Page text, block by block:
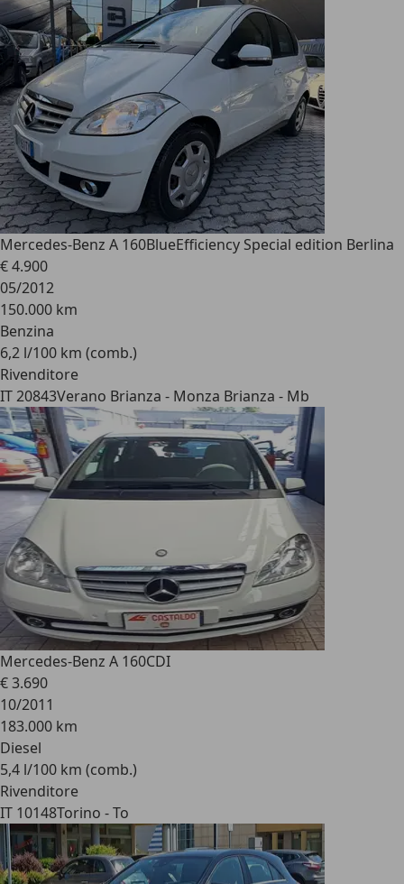
Mercedes-Benz A 160BlueEfficiency Special edition Berlina
€ 4.900
05/2012
150.000 km
Benzina
6,2 l/100 km (comb.)
Rivenditore
IT 20843Verano Brianza - Monza Brianza - Mb
Mercedes-Benz A 160CDI
€ 3.690
10/2011
183.000 km
Diesel
5,4 l/100 km (comb.)
Rivenditore
IT 10148Torino - To